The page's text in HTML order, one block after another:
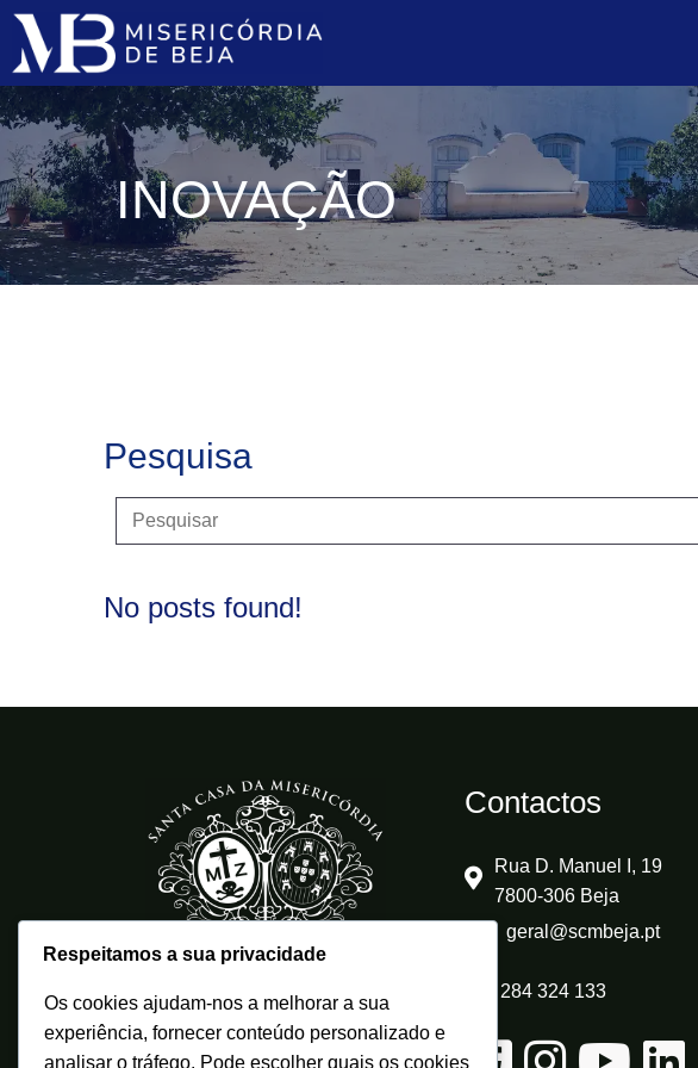
INOVAÇÃO
Pesquisa
No posts found!
Contactos
Rua D. Manuel I, 19
7800-306 Beja
geral@scmbeja.pt
284 324 133
Respeitamos a sua privacidade
Os cookies ajudam-nos a melhorar a sua
experiência, fornecer conteúdo personalizado e
analisar o tráfego. Pode escolher quais os cookies